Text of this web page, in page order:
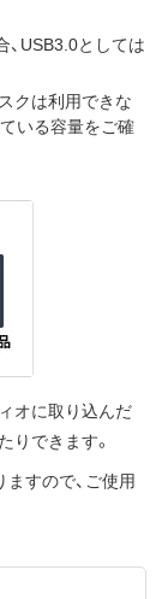
USB3.0としては
クは利用できな
いる容量をご確
オに取り込んだ
りできます。
すので、ご使用